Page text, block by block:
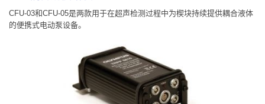
CFU-03和CFU-05是两款用于在超声检测过程中为楔块持续提供耦合液体
的便携式电动泵设备。